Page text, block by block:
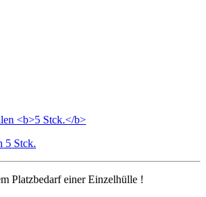
5 Stck.
Platzbedarf einer Einzelhülle !